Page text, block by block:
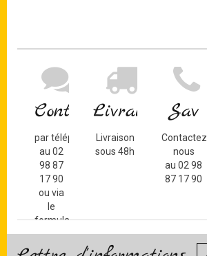
Contact
par téléphone
au 02
98 87
17 90
ou via
le
formulaire
de
contact
Livraison
Livraison
sous 48h
Sav
Contactez-
nous
au 02 98
87 17 90